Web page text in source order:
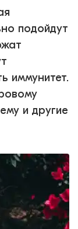
подойдут
иммунитет.
и другие